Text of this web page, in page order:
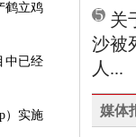
鹤立鸡
中已经
）实施
5 关
沙被
人...
媒体